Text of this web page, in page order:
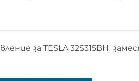
за TESLA 32S315BH